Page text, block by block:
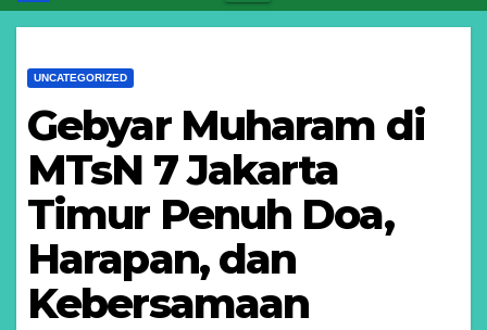
UNCATEGORIZED
Gebyar Muharam di
MTsN 7 Jakarta
Timur Penuh Doa,
Harapan, dan
Kebersamaan